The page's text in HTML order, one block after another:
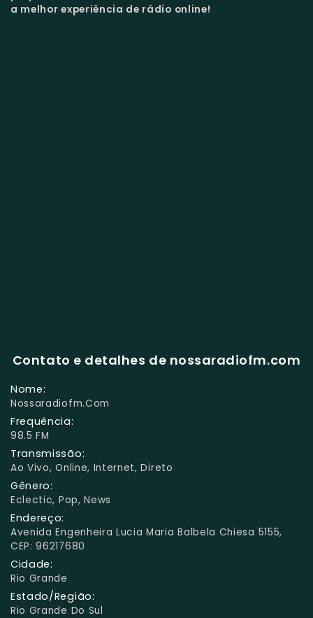
a melhor experiência de rádio online!
Contato e detalhes de nossaradiofm.com
Nome:
Nossaradiofm.com
Frequência:
98.5 FM
Transmissão:
Ao Vivo, Online, Internet, Direto
Gênero:
Eclectic, Pop, News
Endereço:
Avenida Engenheira Lucia Maria Balbela Chiesa 5155,
CEP: 96217680
Cidade:
Rio Grande
Estado/Região:
Rio Grande Do Sul